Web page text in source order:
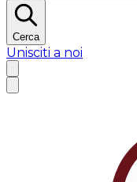
Cerca
Unisciti a noi